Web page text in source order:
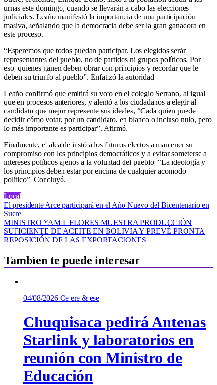
urnas este domingo, cuando se llevarán a cabo las elecciones
judiciales. Leaño manifestó la importancia de una participación
masiva, señalando que la democracia debe ser la gran ganadora en
este proceso.
“Esperemos que todos puedan participar. Los elegidos serán
representantes del pueblo, no de partidos ni grupos políticos. Por
eso, quienes ganen deben obrar con principios y recordar que le
deben su triunfo al pueblo”. Enfatizó la autoridad.
Leaño confirmó que emitirá su voto en el colegio Serrano, al igual
que en procesos anteriores, y alentó a los ciudadanos a elegir al
candidato que mejor represente sus ideales, “Cada quien puede
decidir cómo votar, por un candidato, en blanco o incluso nulo, pero
lo más importante es participar”. Afirmó.
Finalmente, el alcalde instó a los futuros electos a mantener su
compromiso con los principios democráticos y a evitar someterse a
intereses políticos ajenos a la voluntad del pueblo, “La ideología y
los principios deben estar por encima de cualquier acomodo
político”. Concluyó.
Local
Navegación
de
entradas
El presidente Arce participará en el Año Nuevo del Bicentenario en
Sucre
MINISTRO YAMIL FLORES MUESTRA PRODUCCIÓN
SUFICIENTE DE ACEITE EN BOLIVIA Y PREVÉ PRONTA
REPOSICIÓN DE LAS EXPORTACIONES
Tambíen te puede interesar
04/08/2026 Ce ere & ese
Chuquisaca pedirá Antenas
Starlink y laboratorios en
reunión con Ministro de
Educación